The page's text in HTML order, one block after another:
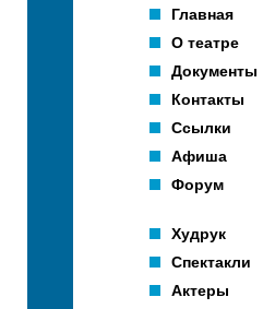
Главная
О театре
Документы
Контакты
Ссылки
Афиша
Форум
Худрук
Спектакли
Актеры